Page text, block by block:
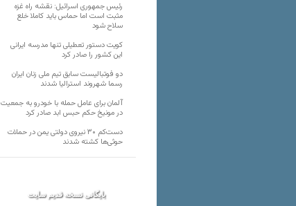
رئیس‌ جمهوری اسرائیل: نقشه راه غزه
مثبت است اما حماس باید کاملا خلع
سلاح شود
کویت دستور تعطیلی تنها مدرسه ایرانی
این کشور را صادر کرد
دو فوتبالیست سابق تیم ملی زنان ایران
رسما شهروند استرالیا شدند
آلمان برای عامل حمله با خودرو به جمعیت
در مونیخ حکم حبس ابد صادر کرد
دست‌کم ۳۰ نیروی دولتی یمن در حملات
حوثی‌ها کشته شدند
بایگانی نسخه قدیم سایت